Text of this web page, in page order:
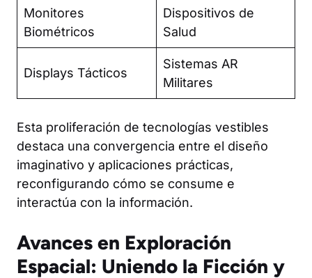
Monitores
Biométricos
Dispositivos de
Salud
Displays Tácticos
Sistemas AR
Militares
Esta proliferación de tecnologías vestibles
destaca una convergencia entre el diseño
imaginativo y aplicaciones prácticas,
reconfigurando cómo se consume e
interactúa con la información.
Avances en Exploración
Espacial: Uniendo la Ficción y